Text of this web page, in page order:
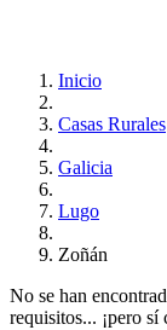
Inicio
Casas Rurales
Galicia
Lugo
Zoñán
No se han
requisitos... ¡pero sí